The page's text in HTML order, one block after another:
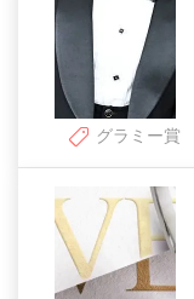
グラミー賞